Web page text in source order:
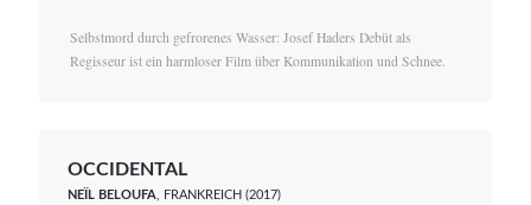
Selbstmord durch gefrorenes Wasser: Josef Haders Debüt als
Regisseur ist ein harmloser Film über Kommunikation und Schnee.
OCCIDENTAL
NEÏL BELOUFA , FRANKREICH (2017)